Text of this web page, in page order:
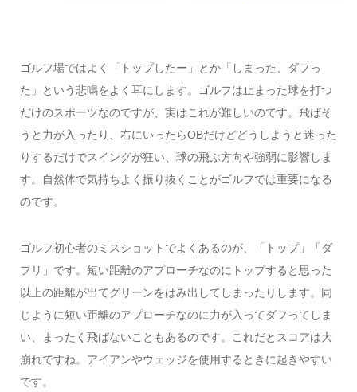
ゴルフ場ではよく「トップしたー」とか「しまった、ダフっ
た」という悲鳴をよく耳にします。ゴルフは止まった球を打つ
だけのスポーツなのですが、実はこれが難しいのです。飛ばそ
うと力が入ったり、右にいったらOBだけどどうしようと迷った
りするだけでスイングが狂い、球の飛ぶ方向や強弱に影響しま
す。自然体で気持ちよく振り抜くことがゴルフでは重要になる
のです。
ゴルフ初心者のミスショットでよくあるのが、「トップ」「ダ
フリ」です。短い距離のアプローチなのにトップすると思った
以上の距離が出てグリーンをはみ出してしまったりします。同
じように短い距離のアプローチなのに力が入ってダフってしま
い、まったく飛ばないこともあるのです。これだとスコアは大
崩れですね。アイアンやウェッジを使用するときに起きやすい
です。